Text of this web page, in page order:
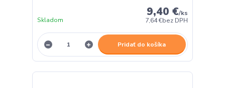
9,40 €/ks
7,64 €bez DPH
Skladom
Pridať do košíka